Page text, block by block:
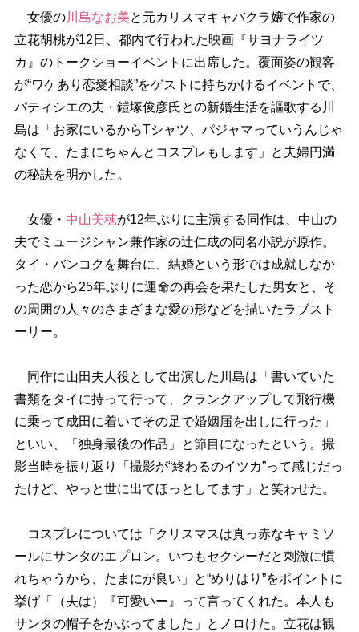
女優の川島なお美と元カリスマキャバクラ嬢で作家の
立花胡桃が12日、都内で行われた映画『サヨナライツ
カ』のトークショーイベントに出席した。覆面姿の観客
が“ワケあり恋愛相談”をゲストに持ちかけるイベントで、
パティシエの夫・鎧塚俊彦氏との新婚生活を謳歌する川
島は「お家にいるからTシャツ、パジャマっていうんじゃ
なくて、たまにちゃんとコスプレもします」と夫婦円満
の秘訣を明かした。
女優・ 中山美穂が12年ぶりに主演する同作は、中山の
夫でミュージシャン兼作家の辻仁成の同名小説が原作。
タイ・バンコクを舞台に、結婚という形では成就しなか
った恋から25年ぶりに運命の再会を果たした男女と、そ
の周囲の人々のさまざまな愛の形などを描いたラブスト
ーリー。
同作に山田夫人役として出演した川島は「書いていた
書類をタイに持って行って、クランクアップして飛行機
に乗って成田に着いてその足で婚姻届を出しに行った」
といい、「独身最後の作品」と節目になったという。撮
影当時を振り返り「撮影が“終わるのイツカ”って感じだっ
たけど、やっと世に出てほっとしてます」と笑わせた。
コスプレについては「クリスマスは真っ赤なキャミソ
ールにサンタのエプロン。いつもセクシーだと刺激に慣
れちゃうから、たまにが良い」と“めりはり”をポイントに
挙げ「（夫は）『可愛いー』って言ってくれた。本人も
サンタの帽子をかぶってました」とノロけた。立花は観